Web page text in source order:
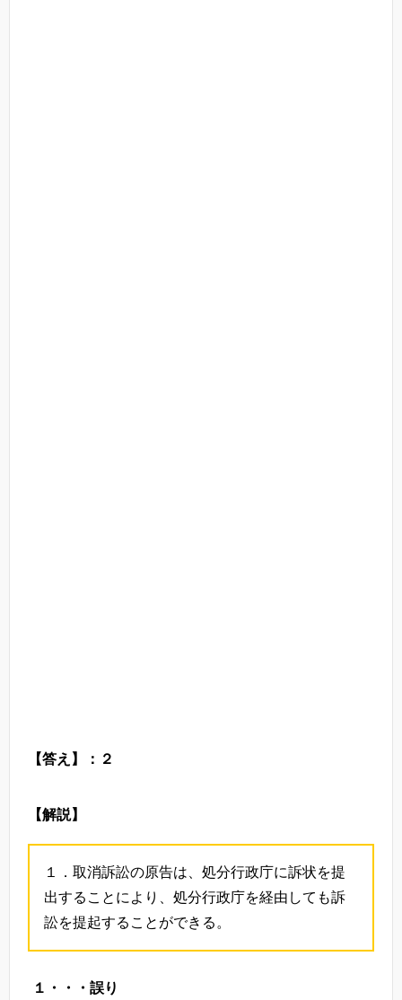
【答え】：２
【解説】
１．取消訴訟の原告は、処分行政庁に訴状を提
出することにより、処分行政庁を経由しても訴
訟を提起することができる。
１・・・誤り